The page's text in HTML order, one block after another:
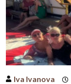
Iva Ivanova